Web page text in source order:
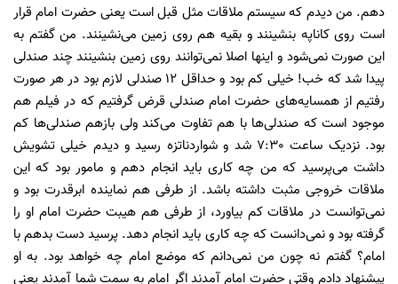
دهم. من دیدم که سیستم ملاقات مثل قبل است یعنی حضرت امام قرار
است روی کاناپه بنشینند و بقیه هم روی زمین می‌نشینند. من گفتم به
این صورت نمی‌شود و اینها اصلا نمی‌توانند روی زمین بنشینند چند صندلی
پیدا شد که خب! خیلی کم بود و حداقل 12 صندلی لازم بود در هر صورت
رفتیم از همسایه‌های حضرت امام صندلی قرض گرفتيم که در فیلم هم
موجود است که صندلی‌ها با هم تفاوت می‌کند ولی بازهم صندلی‌ها کم
بود. نزدیک ساعت 7:30 شد و شواردناتزه رسید و دیدم خیلی تشویش
داشت می‌پرسید که من چه کاری باید انجام دهم و مامور بود که این
ملاقات خروجی مثبت داشته باشد. از طرفی هم نماینده ابرقدرت بود و
نمی‌توانست در ملاقات کم بیاورد، از طرفی هم هیبت حضرت امام او را
گرفته بود و نمی‌دانست که چه کاری باید انجام دهد. پرسید دست بدهم با
امام؟ گفتم نه چون من نمی‌دانم که موضع امام چه خواهد بود. به او
پیشنهاد دادم وقتی حضرت امام آمدند اگر امام به سمت شما آمدند یعنی